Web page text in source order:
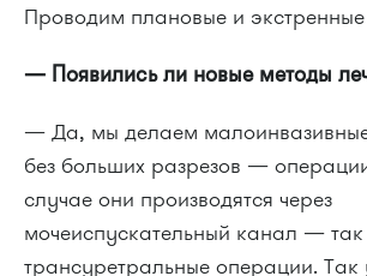
Проводим плановые и
— Появились ли новые методы
— Да, мы делаем
без больших разрезов —
случае они производятся через
мочеиспускательный канал —
трансуретральные операции. Так